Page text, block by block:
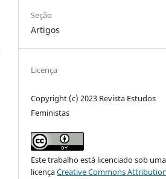
Seção
Artigos
Licença
Copyright (c) 2023 Revista Estudos
Feministas
Este trabalho está licenciado sob uma
licençaCreative Commons